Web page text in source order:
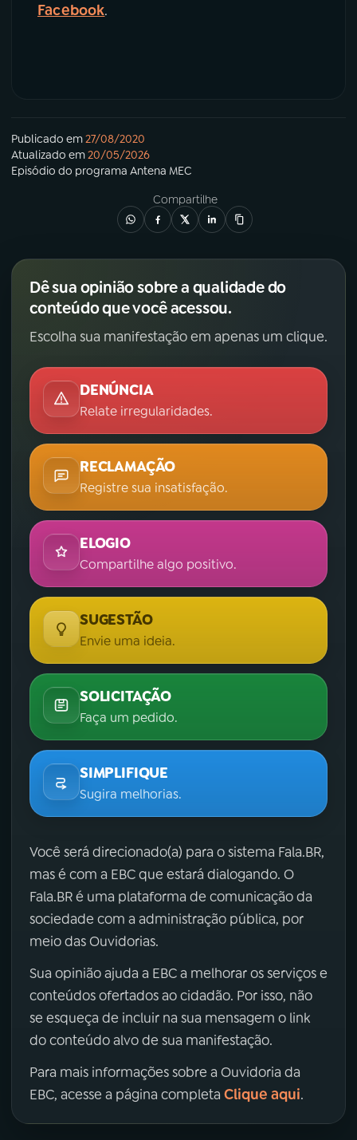
Facebook.
Publicado em27/08/2020
Atualizado em20/05/2026
Episódio do programa Antena MEC
Compartilhe
Dê sua opinião sobre a qualidade do
conteúdo que você acessou.
Escolha sua manifestação em apenas um clique.
DENÚNCIA
Relate irregularidades.
RECLAMAÇÃO
Registre sua insatisfação.
ELOGIO
Compartilhe algo positivo.
SUGESTÃO
Envie uma ideia.
SOLICITAÇÃO
Faça um pedido.
SIMPLIFIQUE
Sugira melhorias.
Você será direcionado(a) para o sistema Fala.BR,
mas é com a EBC que estará dialogando. O
Fala.BR é uma plataforma de comunicação da
sociedade com a administração pública, por
meio das Ouvidorias.
Sua opinião ajuda a EBC a melhorar os serviços e
conteúdos ofertados ao cidadão. Por isso, não
se esqueça de incluir na sua mensagem o link
do conteúdo alvo de sua manifestação.
Para mais informações sobre a Ouvidoria da
EBC, acesse a página completa Clique aqui.